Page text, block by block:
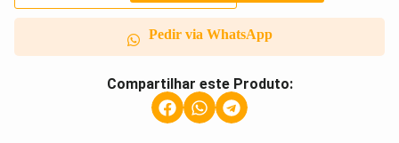
Pedir via WhatsApp
Compartilhar este Produto: